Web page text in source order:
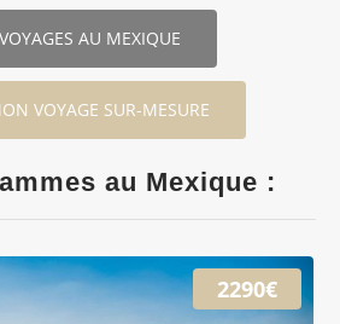
AU MEXIQUE
VOYAGE SUR-MESURE
au Mexique :
2290€